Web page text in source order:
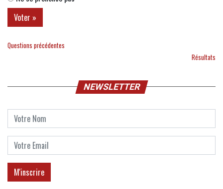
Questions précédentes
Résultats
NEWSLETTER